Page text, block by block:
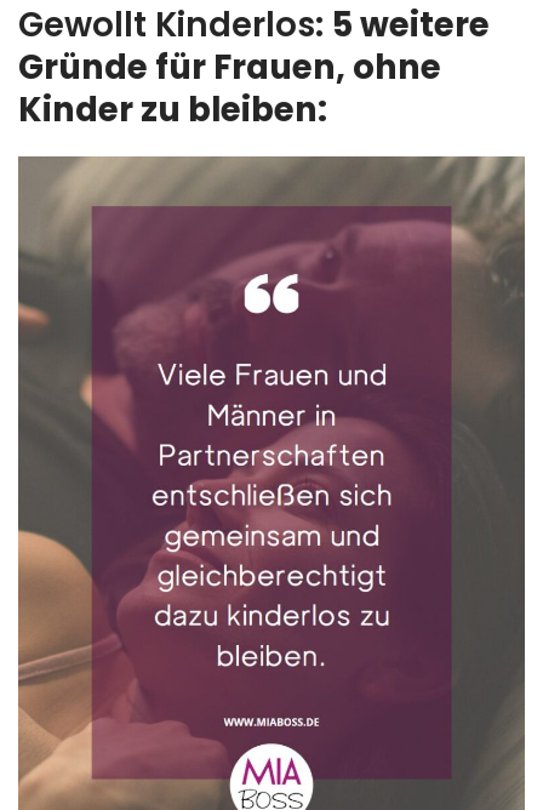
Gewollt Kinderlos: 5 weitere
Gründe für Frauen, ohne
Kinder zu bleiben: